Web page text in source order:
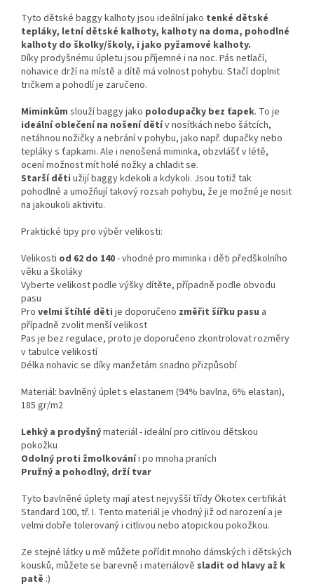
Tyto dětské baggy kalhoty jsou ideální jako tenké dětské
tepláky, letní dětské kalhoty, kalhoty na doma, pohodlné
kalhoty do školky/školy, i jako pyžamové kalhoty.
Díky prodyšnému úpletu jsou příjemné i na noc. Pás netlačí,
nohavice drží na místě a dítě má volnost pohybu. Stačí doplnit
tričkem a pohodlí je zaručeno.
Miminkům slouží baggy jako polodupačky bez ťapek. To je
ideální oblečení na nošení dětív nosítkách nebo šátcích,
netáhnou nožičky a nebrání v pohybu, jako např. dupačky nebo
tepláky s ťapkami. Ale i nenošená miminka, obzvlášť v létě,
ocení možnost mít holé nožky a chladit se.
Starší děti užijí baggy kdekoli a kdykoli. Jsou totiž tak
pohodlné a umožňují takový rozsah pohybu, že je možné je nosit
na jakoukoli aktivitu.
Praktické tipy pro výběr velikosti:
Velikosti od 62 do 140- vhodné pro miminka i děti předškolního
věku a školáky
Vyberte velikost podle výšky dítěte, případně podle obvodu
pasu
Pro velmi štíhlé děti je doporučeno změřit šířku pasu a
případně zvolit menší velikost
Pas je bez regulace, proto je doporučeno zkontrolovat rozměry
v tabulce velikostí
Délka nohavic se díky manžetám snadno přizpůsobí
Materiál: bavlněný úplet s elastanem (94% bavlna, 6% elastan),
185 gr/m2
Lehký a prodyšnýmateriál - ideální pro citlivou dětskou
pokožku
Odolný proti žmolkováníi po mnoha praních
Pružný a pohodlný, drží tvar
Tyto bavlněné úplety mají atest nejvyšší třídy Ökotex certifikát
Standard 100, tř. I. Tento materiál je vhodný již od narození a je
velmi dobře tolerovaný i citlivou nebo atopickou pokožkou.
Ze stejné látky u mě můžete pořídit mnoho dámských i dětských
kousků, můžete se barevně i materiálově sladit od hlavy až k
patě :)